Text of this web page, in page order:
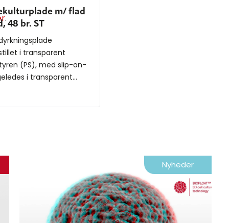
.
m/ flad
48 br. ST
i transparent
(PS), med slip-on-
i transparent...
Nyheder